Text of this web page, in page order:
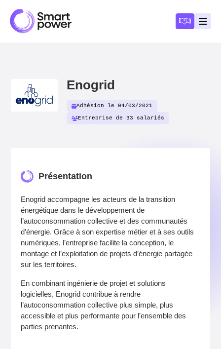
Devenir
Enogrid
Adhésion le 04/03/2021
Entreprise de 33 salariés
Présentation
Enogrid accompagne les acteurs de la transition
énergétique dans le développement de
l’autoconsommation collective et des communautés
d’énergie. Grâce à son expertise métier et à ses outils
numériques, l’entreprise facilite la conception, le
montage et l’exploitation de projets d’énergie partagée
sur les territoires.
En combinant ingénierie de projet et solutions
logicielles, Enogrid contribue à rendre
l’autoconsommation collective plus simple, plus
accessible et plus performante pour l’ensemble des
parties prenantes.